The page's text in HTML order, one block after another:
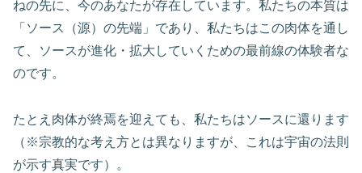
ねの先に、今のあなたが存在しています。私たちの本質は
「ソース（源）の先端」であり、私たちはこの肉体を通し
て、ソースが進化・拡大していくための最前線の体験者な
のです。
たとえ肉体が終焉を迎えても、私たちはソースに還ります
（※宗教的な考え方とは異なりますが、これは宇宙の法則
が示す真実です）。